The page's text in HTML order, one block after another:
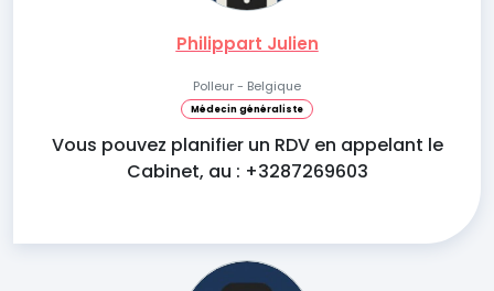
Philippart Julien
Polleur - Belgique
Médecin généraliste
Vous pouvez planifier un RDV en appelant le
Cabinet, au : +3287269603